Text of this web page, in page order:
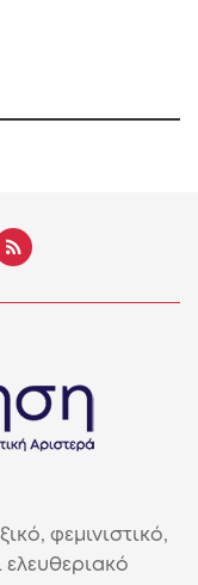
φεμινιστικό,
ελευθεριακό